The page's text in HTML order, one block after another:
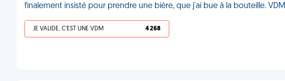
finalement insisté pour prendre une bière, que j'ai bue à la bouteille. VDM
JE VALIDE, C'EST UNE VDM 4 268